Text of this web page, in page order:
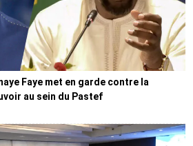
Faye met en garde contre la
au sein du Pastef